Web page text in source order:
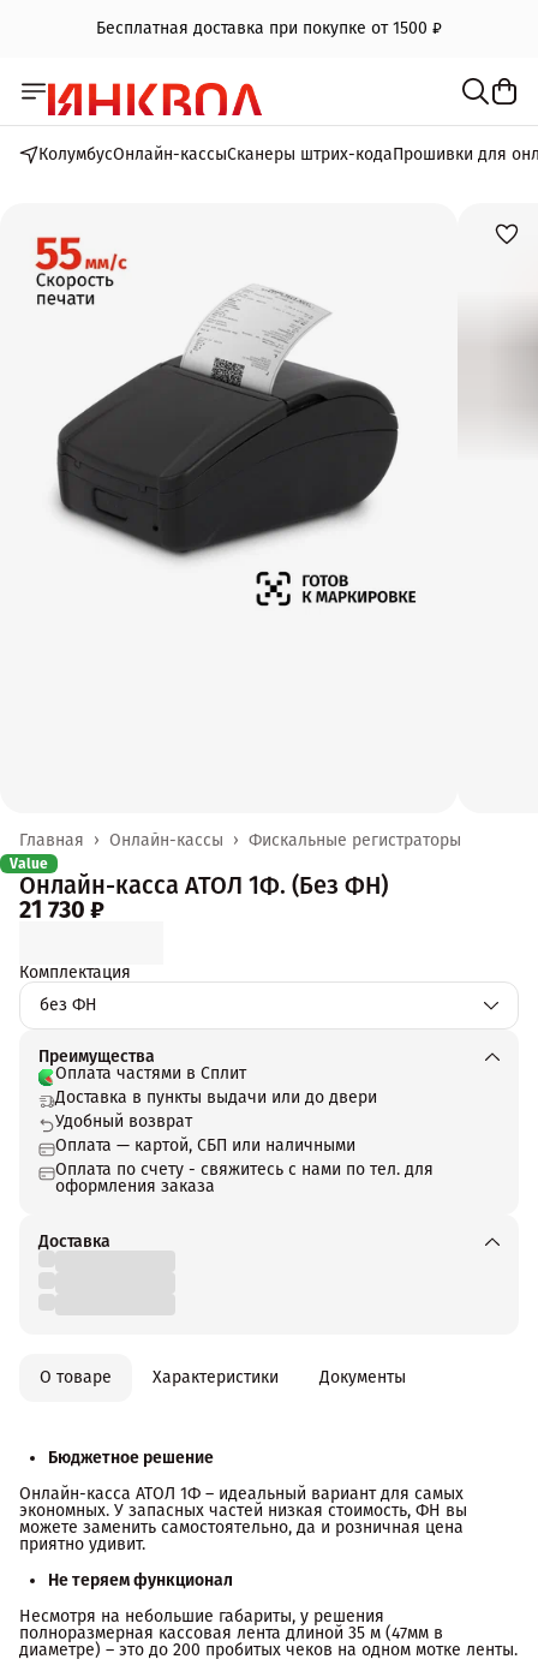
Бесплатная доставка при покупке от 1500 ₽
КолумбусОнлайн-кассыСканеры штрих-кодаПрошивки для
Фискальные регистраторы
Онлайн-кассы ›
Главная ›
Value
Онлайн-касса АТОЛ 1Ф. (Без ФН)
21 730 ₽
Комплектация
без ФН
Преимущества
Оплата частями в Сплит
Доставка в пункты выдачи или до двери
Удобный возврат
Оплата — картой, СБП или наличными
Оплата по счету - свяжитесь с нами по тел. для
оформления заказа
Доставка
О товаре Характеристики Документы
Бюджетное решение
Онлайн-касса АТОЛ 1Ф – идеальный вариант для самых
экономных. У запасных частей низкая стоимость, ФН вы
можете заменить самостоятельно, да и розничная цена
приятно удивит.
Не теряем функционал
Несмотря на небольшие габариты, у решения
полноразмерная кассовая лента длиной 35 м (47мм в
диаметре) – это до 200 пробитых чеков на одном мотке ленты.